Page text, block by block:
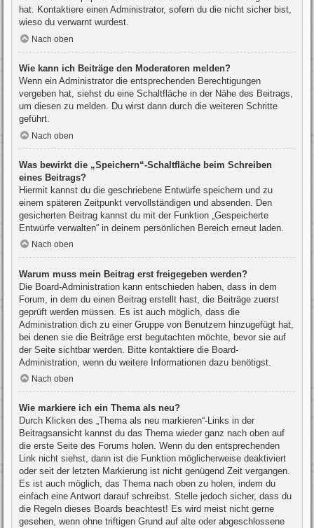
hat. Kontaktiere einen Administrator, sofern du die nicht sicher bist,
wieso du verwarnt wurdest.
Nach oben
Wie kann ich Beiträge den Moderatoren melden?
Wenn ein Administrator die entsprechenden Berechtigungen
vergeben hat, siehst du eine Schaltfläche in der Nähe des Beitrags,
um diesen zu melden. Du wirst dann durch die weiteren Schritte
geführt.
Nach oben
Was bewirkt die „Speichern“-Schaltfläche beim Schreiben
eines Beitrags?
Hiermit kannst du die geschriebene Entwürfe speichern und zu
einem späteren Zeitpunkt vervollständigen und absenden. Den
gesicherten Beitrag kannst du mit der Funktion „Gespeicherte
Entwürfe verwalten“ in deinem persönlichen Bereich erneut laden.
Nach oben
Warum muss mein Beitrag erst freigegeben werden?
Die Board-Administration kann entschieden haben, dass in dem
Forum, in dem du einen Beitrag erstellt hast, die Beiträge zuerst
geprüft werden müssen. Es ist auch möglich, dass die
Administration dich zu einer Gruppe von Benutzern hinzugefügt hat,
bei denen sie die Beiträge erst begutachten möchte, bevor sie auf
der Seite sichtbar werden. Bitte kontaktiere die Board-
Administration, wenn du weitere Informationen dazu benötigst.
Nach oben
Wie markiere ich ein Thema als neu?
Durch Klicken des „Thema als neu markieren“-Links in der
Beitragsansicht kannst du das Thema wieder ganz nach oben auf
die erste Seite des Forums holen. Wenn du den entsprechenden
Link nicht siehst, dann ist die Funktion möglicherweise deaktiviert
oder seit der letzten Markierung ist nicht genügend Zeit vergangen.
Es ist auch möglich, das Thema nach oben zu holen, indem du
einfach eine Antwort darauf schreibst. Stelle jedoch sicher, dass du
die Regeln dieses Boards beachtest! Es wird meist nicht gerne
gesehen, wenn ohne triftigen Grund auf alte oder abgeschlossene